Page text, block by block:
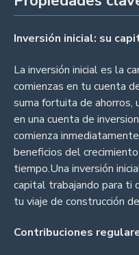
Inversión inicial: su
La inversión inicial es la
comienzas en tu cuenta
suma fortuita de ahorros,
en una cuenta de
comienza
beneficios del
tiempo.Una inversión
capital trabajando para ti
tu viaje de construcción
Contribuciones